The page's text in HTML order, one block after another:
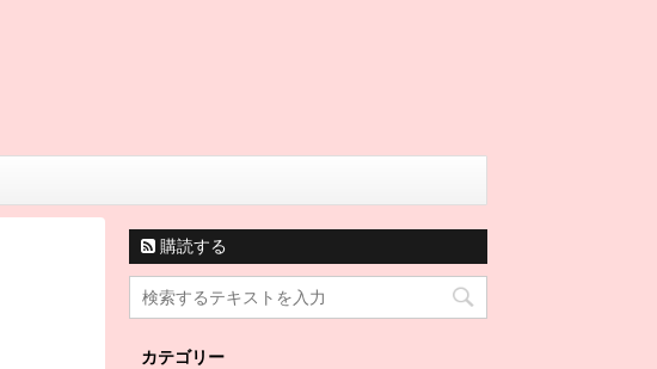
購読する
カテゴリー